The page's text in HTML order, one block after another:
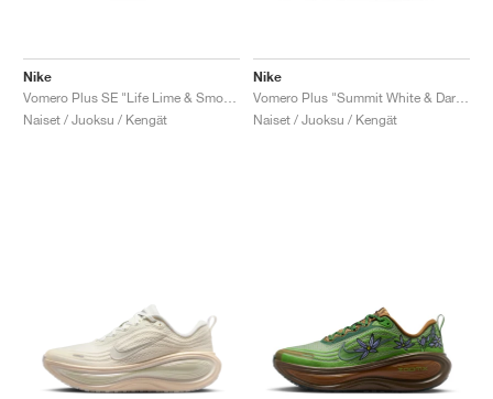
Nike
Naiset / Juoksu / Kengät
Nike
Naiset / Juoksu / Kengät